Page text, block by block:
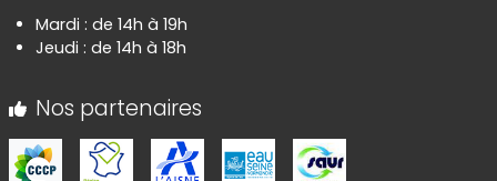
Mardi : de 14h à 19h
Jeudi : de 14h à 18h
Nos partenaires